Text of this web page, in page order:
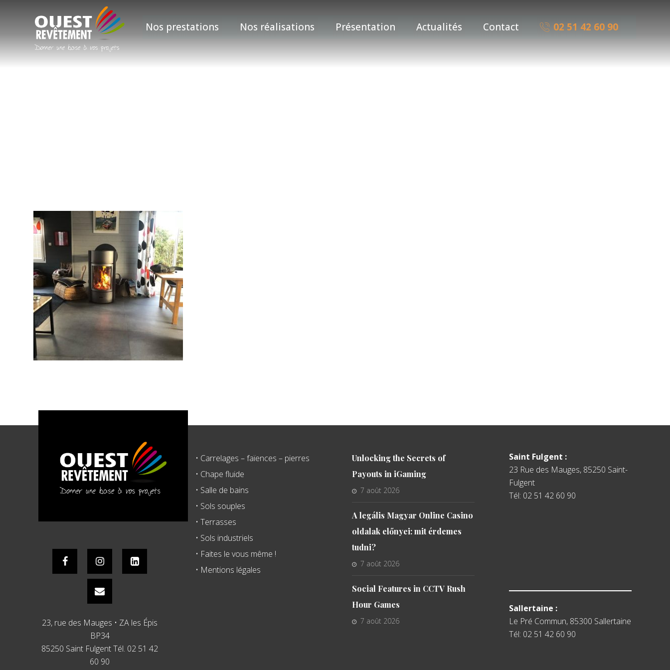
Nos prestations Nos réalisations Présentation Actualités Contact 02 51 42 60 90
23, rue des Mauges • ZA les Épis
BP34
85250 Saint Fulgent Tél. 02 51 42
60 90
• Carrelages – faïences – pierres
• Chape fluide
• Salle de bains
• Sols souples
• Terrasses
• Sols industriels
• Faites le vous même !
• Mentions légales
Unlocking the Secrets of
Payouts in iGaming
7 août 2026
A legális Magyar Online Casino
oldalak előnyei: mit érdemes
tudni?
7 août 2026
Social Features in CCTV Rush
Hour Games
7 août 2026
Saint Fulgent :
23 Rue des Mauges, 85250 Saint-
Fulgent
Tél: 02 51 42 60 90
Sallertaine :
Le Pré Commun, 85300 Sallertaine
Tél: 02 51 42 60 90